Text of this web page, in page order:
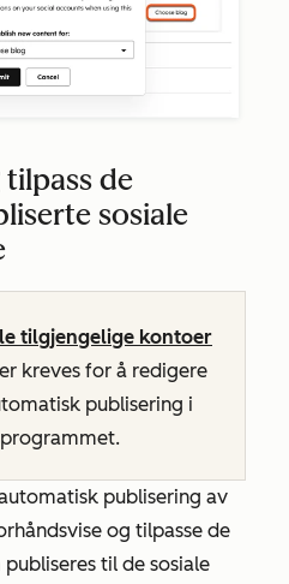
de
sosiale
tilgjengelige kontoer
kreves for å redigere
publisering i
publisering av
og tilpasse de
til de sosiale